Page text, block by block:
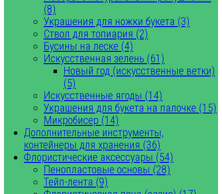
(8)
Украшения для ножки букета (3)
Ствол для топиария (2)
Бусины на леске (4)
Искусственная зелень (61)
Новый год (искусственные ветки)
(5)
Искусственные ягоды (14)
Украшения для букета на палочке (15)
Микробисер (14)
Дополнительные инструменты,
контейнеры для хранения (36)
Флористические аксессуары (54)
Пенопластовые основы (28)
Тейп-лента (9)